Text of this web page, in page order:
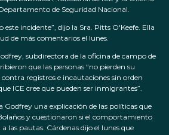
de Seguridad Nacional.
este incidente”, dijo la Sra. Pitts O'Keefe. Ella
de más comentarios el lunes.
subdirectora de la oficina de campo de
que las personas “no pierden su
registros e incautaciones sin orden
ICE cree que pueden ser inmigrantes”.
Godfrey una explicación de las políticas que
y cuestionaron si el comportamiento
las pautas. Cárdenas dijo el lunes que